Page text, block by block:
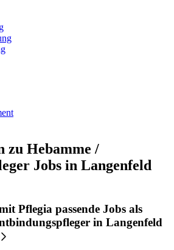
zu Hebamme /
Jobs in Langenfeld
Pflegia passende Jobs als
in Langenfeld